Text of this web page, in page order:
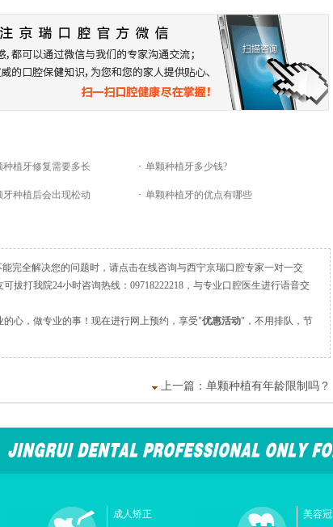
种植牙修复需要多长 · 单颗种植牙多少钱?
牙种植后会出现松动 · 单颗种植牙的优点有哪些
能完全解决您的问题时，请点击在线咨询与西宁京瑞口腔专家一对一交
拔打我院24小时咨询热线：09718222218，与专业口腔医生进行语音交
心，做专业的事！现在进行网上预约，享受"优惠活动"，不用排队，节
上一篇： 单颗种植有年龄限制吗？
成人矫正 美容冠